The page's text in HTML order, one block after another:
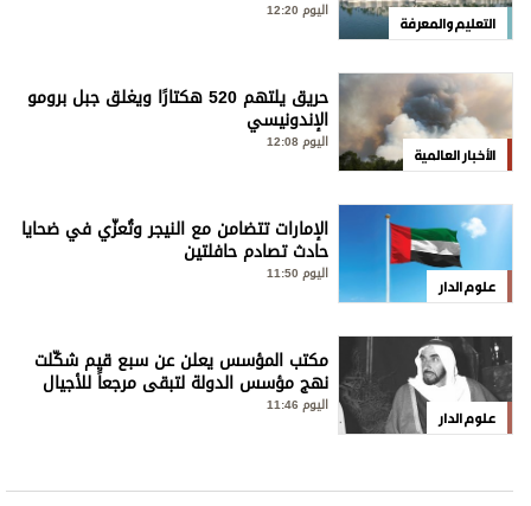
التعليم والمعرفة Brickstory»
اليوم 12:20
الأخبار العالمية
حريق يلتهم 520 هكتارًا ويغلق جبل برومو
الإندونيسي
اليوم 12:08
علوم الدار
الإمارات تتضامن مع النيجر وتُعزّي في ضحايا
حادث تصادم حافلتين
اليوم 11:50
علوم الدار
مكتب المؤسس يعلن عن سبع قيم شكّلت
نهج مؤسس الدولة لتبقى مرجعاً للأجيال
الحالية والمستقبلية
اليوم 11:46